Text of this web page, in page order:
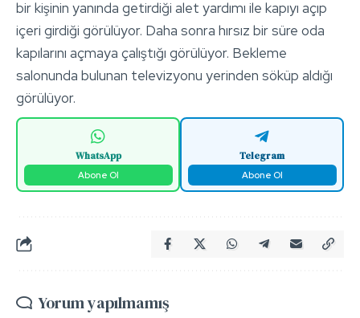
bir kişinin yanında getirdiği alet yardımı ile kapıyı açıp
içeri girdiği görülüyor. Daha sonra hırsız bir süre oda
kapılarını açmaya çalıştığı görülüyor. Bekleme
salonunda bulunan televizyonu yerinden söküp aldığı
görülüyor.
WhatsApp
Abone Ol
Telegram
Abone Ol
Yorum yapılmamış